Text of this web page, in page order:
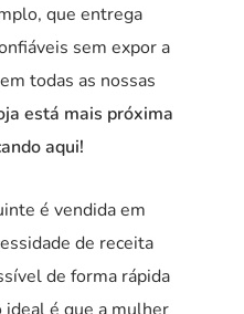
que entrega
sem expor a
todas as nossas
está mais próxima
aqui!
é vendida em
de receita
de forma rápida
ideal é que a mulher